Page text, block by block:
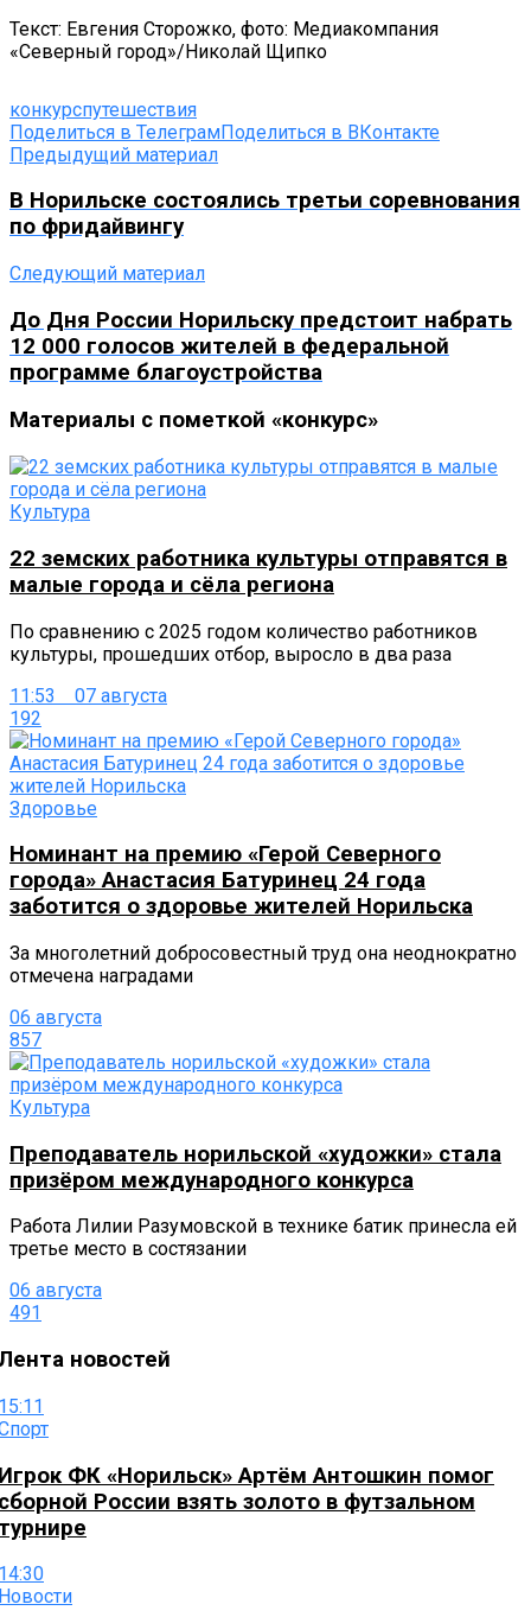
Текст: Евгения Сторожко, фото: Медиакомпания
«Северный город»/Николай Щипко
конкурспутешествия
Поделиться в ТелеграмПоделиться в ВКонтакте
Предыдущий материал
В Норильске состоялись третьи соревнования
по фридайвингу
Следующий материал
До Дня России Норильску предстоит набрать
12 000 голосов жителей в федеральной
программе благоустройства
Материалы с пометкой «конкурс»
Культура
22 земских работника культуры отправятся в
малые города и сёла региона
По сравнению с 2025 годом количество работников
культуры, прошедших отбор, выросло в два раза
11:53 07 августа
192
Здоровье
Номинант на премию «Герой Северного
города» Анастасия Батуринец 24 года
заботится о здоровье жителей Норильска
За многолетний добросовестный труд она неоднократно
отмечена наградами
06 августа
857
Культура
Преподаватель норильской «художки» стала
призёром международного конкурса
Работа Лилии Разумовской в технике батик принесла ей
третье место в состязании
06 августа
491
новостей
ФК «Норильск» Артём Антошкин помог
России взять золото в футзальном